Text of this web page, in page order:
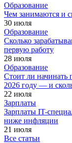
Образование
Чем занимаются и
30 июля
Образование
Сколько
первую работу
28 июля
Образование
Стоит ли начинать
2026 году — и
22 июля
Зарплаты
Зарплаты IT-
ниже инфляции
21 июля
Все статьи